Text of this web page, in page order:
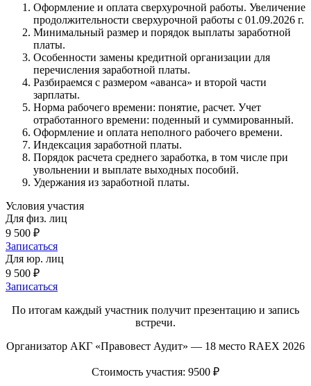
Оформление и оплата сверхурочной работы. Увеличение
продолжительности сверхурочной работы с 01.09.2026 г.
Минимальный размер и порядок выплаты заработной
платы.
Особенности замены кредитной организации для
перечисления заработной платы.
Разбираемся с размером «аванса» и второй части
зарплаты.
Норма рабочего времени: понятие, расчет. Учет
отработанного времени: поденный и суммированный.
Оформление и оплата неполного рабочего времени.
Индексация заработной платы.
Порядок расчета среднего заработка, в том числе при
увольнении и выплате выходных пособий.
Удержания из заработной платы.
Условия участия
Для физ. лиц
9 500 ₽
Записаться
Для юр. лиц
9 500 ₽
Записаться
По итогам каждый участник получит презентацию и запись
встречи.
Организатор АКГ «Правовест Аудит» — 18 место RAEX 2026
Стоимость участия: 9500 ₽